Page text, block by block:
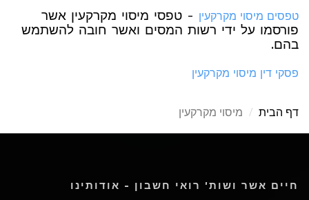
טפסים מיסוי מקרקעין - טפסי מיסוי מקרקעין אשר
פורסמו על ידי רשות המסים ואשר חובה להשתמש
בהם.
פסקי דין מיסוי מקרקעין
דף הבית מיסוי מקרקעין
חיים אשר ושות' רואי חשבון - אודותינו